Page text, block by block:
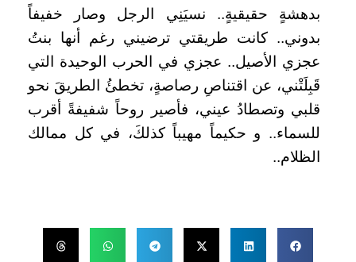
بدهشةٍ حقيقيةٍ.. نسيَنِي الرجل وصار خفيفاً
بدوني.. كانت طريقتي ترضيني رغم أنها بنتُ
عجزي الأصيل.. عجزي في الحرب الوحيدة التي
قَبِلَتْني، عن اقتناصِ رصاصةٍ، تخطئُ الطريقَ نحو
قلبي وتصطادُ عيني، فأصير روحاً شفيفةً أقرب
للسماء.. و حكيماً مهيباً كذلكَ، في كل ممالك
الظلام..